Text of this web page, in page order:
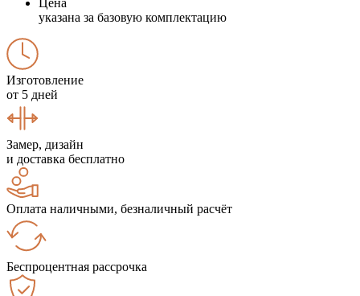
указана за базовую комплектацию
Изготовление
от 5 дней
Замер, дизайн
и доставка бесплатно
Оплата наличными, безналичный расчёт
Беспроцентная рассрочка